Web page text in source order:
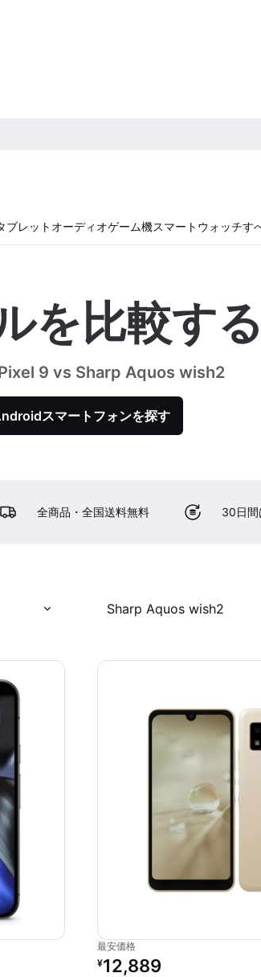
ブレット オーディオゲーム機スマートウォッチす
を比較す
9 vs Sharp Aquos wish2
スマートフォンを探す
全商品・全国送料無料 30日間
Sharp Aquos wish2
最安価格
リファービッシュ品の価格：
¥12,889